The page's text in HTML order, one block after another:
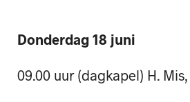
Donderdag 18 juni
09.00 uur (dagkapel) H. Mis,